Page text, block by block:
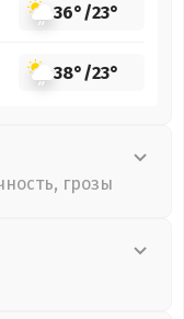
36°/23°
38°/23°
грозы